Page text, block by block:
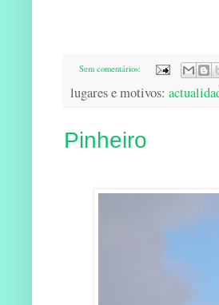
Sem comentários:
lugares e motivos:
Pinheiro